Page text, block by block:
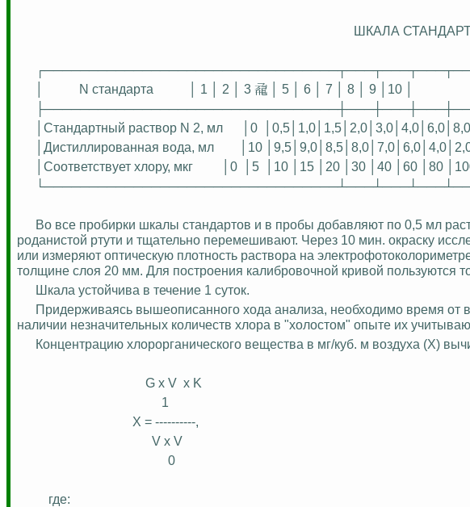
ШКАЛА
N стандарта
│ 1 │ 2 │ 3 𗈘 │ 5 │ 6 │ 7 │ 8 │ 9 │10 │
│Стандартный раствор N 2, мл
│0
│Дистиллированная вода, мл
│10
│Соответствует хлору, мкг
│0 │5
│10 │15 │20 │30 │40 │60 │80
Во все пробирки шкалы стандартов и в пробы добавляют по 0,5 мл
роданистой ртути и тщательно перемешивают. Через 10 мин. окраску
или измеряют оптическую плотность раствора на
толщине слоя 20 мм. Для построения калибровочной кривой пользуются
Шкала устойчива в течение 1 суток.
Придерживаясь вышеописанного хода анализа, необходимо время от
наличии незначительных количеств хлора в "холостом" опыте их
Концентрацию хлорорганического вещества в мг/куб. м воздуха (X)
G x V x K
1
X = ----------,
V x V
0
где: